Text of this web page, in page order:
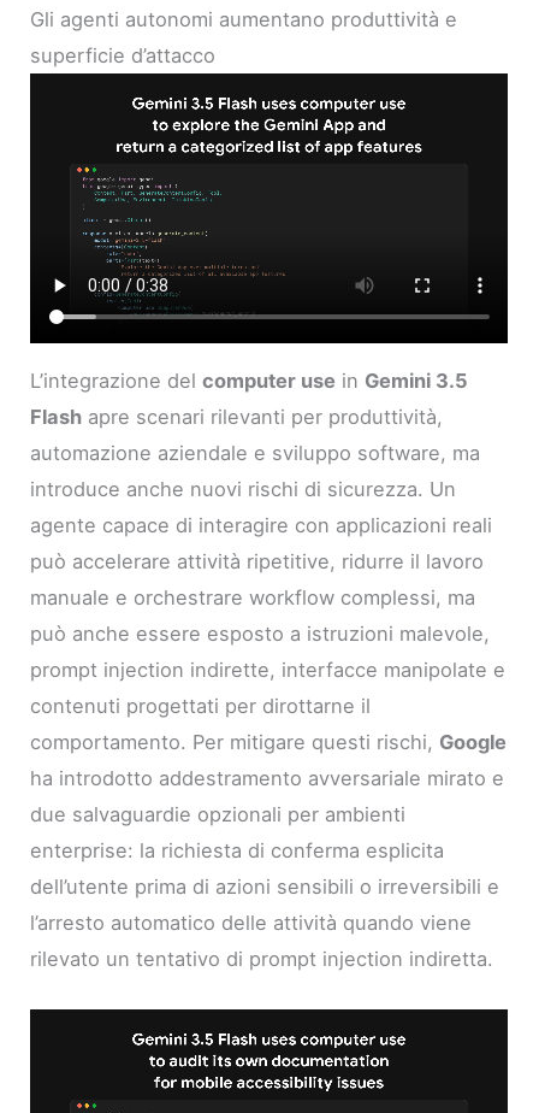
Gli agenti autonomi aumentano produttività e
superficie d’attacco
L’integrazione delcomputer use in Gemini 3.5
Flash apre scenari rilevanti per produttività,
automazione aziendale e sviluppo software, ma
introduce anche nuovi rischi di sicurezza. Un
agente capace di interagire con applicazioni reali
può accelerare attività ripetitive, ridurre il lavoro
manuale e orchestrare workflow complessi, ma
può anche essere esposto a istruzioni malevole,
prompt injection indirette, interfacce manipolate e
contenuti progettati per dirottarne il
comportamento. Per mitigare questi rischi, Google
ha introdotto addestramento avversariale mirato e
due salvaguardie opzionali per ambienti
enterprise: la richiesta di conferma esplicita
dell’utente prima di azioni sensibili o irreversibili e
l’arresto automatico delle attività quando viene
rilevato un tentativo di prompt injection indiretta.